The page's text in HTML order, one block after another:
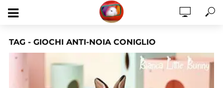
TAG - GIOCHI ANTI-NOIA CONIGLIO